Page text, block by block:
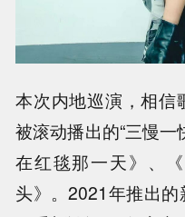
本次内地巡演，相信
被滚动播出的“三慢
在红毯那一天》、
头》。2021年推出